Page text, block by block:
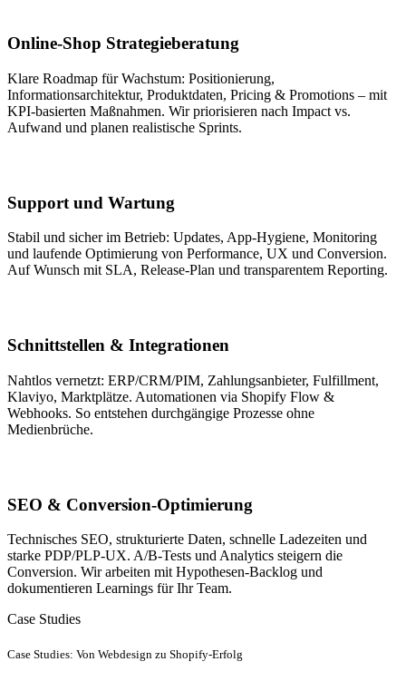
Online-Shop Strategieberatung
Klare Roadmap für Wachstum: Positionierung,
Informationsarchitektur, Produktdaten, Pricing & Promotions – mit
KPI-basierten Maßnahmen. Wir priorisieren nach Impact vs.
Aufwand und planen realistische Sprints.
Support und Wartung
Stabil und sicher im Betrieb: Updates, App-Hygiene, Monitoring
und laufende Optimierung von Performance, UX und Conversion.
Auf Wunsch mit SLA, Release-Plan und transparentem Reporting.
Schnittstellen & Integrationen
Nahtlos vernetzt: ERP/CRM/PIM, Zahlungsanbieter, Fulfillment,
Klaviyo, Marktplätze. Automationen via Shopify Flow &
Webhooks. So entstehen durchgängige Prozesse ohne
Medienbrüche.
SEO & Conversion-Optimierung
Technisches SEO, strukturierte Daten, schnelle Ladezeiten und
starke PDP/PLP-UX. A/B-Tests und Analytics steigern die
Conversion. Wir arbeiten mit Hypothesen-Backlog und
dokumentieren Learnings für Ihr Team.
Case Studies
Case Studies: Von Webdesign zu Shopify-Erfolg